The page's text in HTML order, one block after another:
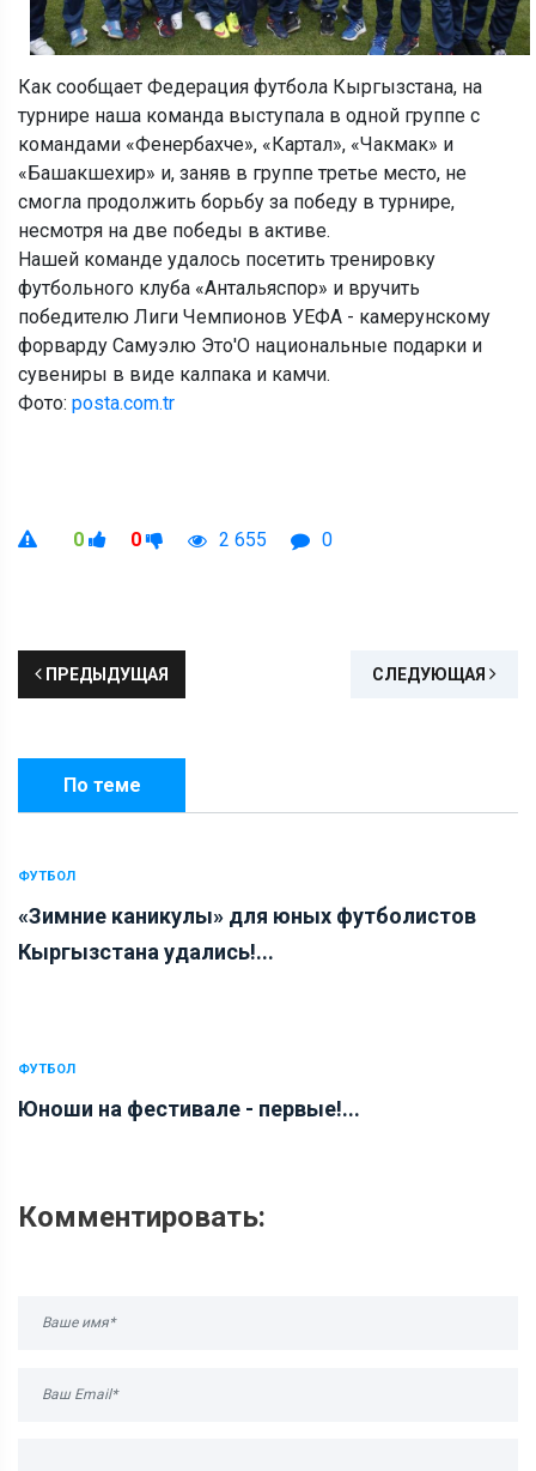
Как сообщает Федерация футбола Кыргызстана, на
турнире наша команда выступала в одной группе с
командами «Фенербахче», «Картал», «Чакмак» и
«Башакшехир» и, заняв в группе третье место, не
смогла продолжить борьбу за победу в турнире,
несмотря на две победы в активе.
Нашей команде удалось посетить тренировку
футбольного клуба «Антальяспор» и вручить
победителю Лиги Чемпионов УЕФА - камерунскому
форварду Самуэлю Это'О национальные подарки и
сувениры в виде калпака и камчи.
Фото: posta.com.tr
0 0 2 655 0
ПРЕДЫДУЩАЯ СЛЕДУЮЩАЯ
По теме
ФУТБОЛ
«Зимние каникулы» для юных футболистов
Кыргызстана удались!...
ФУТБОЛ
Юноши на фестивале - первые!...
Комментировать: